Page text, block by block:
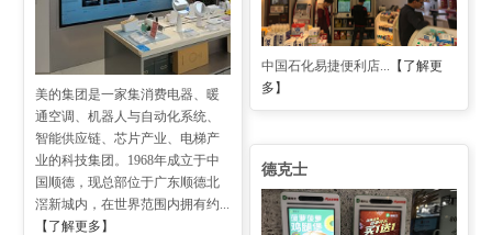
美的集团是一家集消费电器、暖
通空调、机器人与自动化系统、
智能供应链、芯片产业、电梯产
业的科技集团。1968年成立于中
国顺德，现总部位于广东顺德北
滘新城内，在世界范围内拥有约...
【了解更多】
中国石化易捷便利店...
【了解更
多】
德克士